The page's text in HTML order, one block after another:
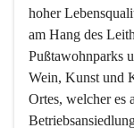
hoher
am Hang des
Pußtawohnparks
Wein, Kunst und
Ortes, welcher es